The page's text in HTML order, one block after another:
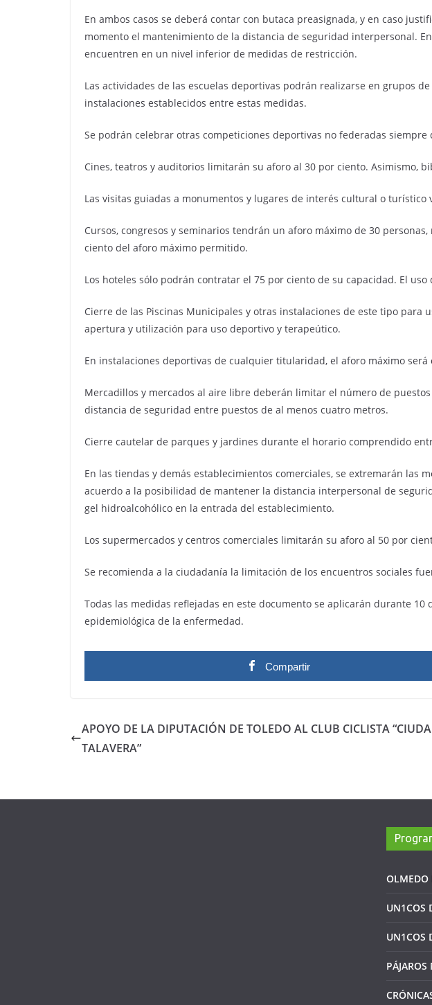
En ambos casos se deberá contar con butaca preasignada, y en caso
momento el mantenimiento de la distancia de seguridad interpersonal.
encuentren en un nivel inferior de medidas de restricción.
Las actividades de las escuelas deportivas podrán realizarse en grupos
instalaciones establecidos entre estas medidas.
Se podrán celebrar otras competiciones deportivas no federadas
Cines, teatros y auditorios limitarán su aforo al 30 por ciento. Asimismo,
Las visitas guiadas a monumentos y lugares de interés cultural o
Cursos, congresos y seminarios tendrán un aforo máximo de 30
ciento del aforo máximo permitido.
Los hoteles sólo podrán contratar el 75 por ciento de su capacidad. El
Cierre de las Piscinas Municipales y otras instalaciones de este tipo
apertura y utilización para uso deportivo y terapeútico.
En instalaciones deportivas de cualquier titularidad, el aforo máximo
Mercadillos y mercados al aire libre deberán limitar el número de
distancia de seguridad entre puestos de al menos cuatro metros.
Cierre cautelar de parques y jardines durante el horario comprendido
En las tiendas y demás establecimientos comerciales, se extremarán
acuerdo a la posibilidad de mantener la distancia interpersonal de
gel hidroalcohólico en la entrada del establecimiento.
Los supermercados y centros comerciales limitarán su aforo al 50 por
Se recomienda a la ciudadanía la limitación de los encuentros sociales
Todas las medidas reflejadas en este documento se aplicarán durante
epidemiológica de la enfermedad.
Compartir
APOYO DE LA DIPUTACIÓN DE TOLEDO AL CLUB CICLISTA
TALAVERA”
OLMEDO
UN1COS
UN1COS